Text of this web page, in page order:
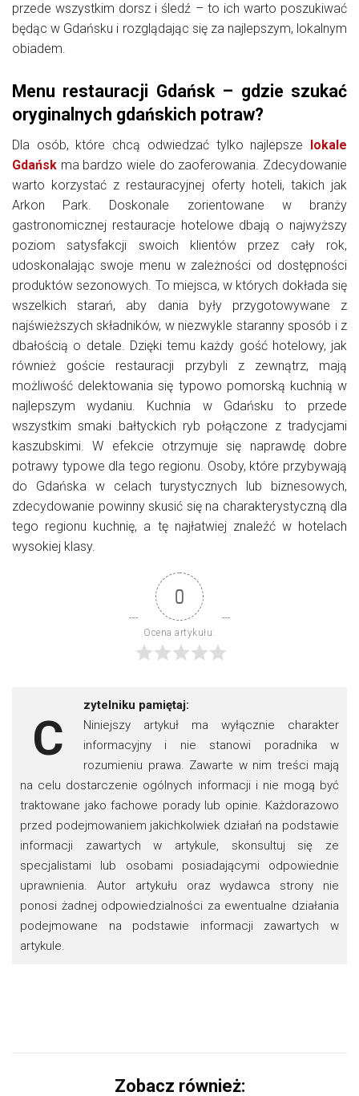
przede wszystkim dorsz i śledź – to ich warto poszukiwać
będąc w Gdańsku i rozglądając się za najlepszym, lokalnym
obiadem.
Menu restauracji Gdańsk – gdzie szukać
oryginalnych gdańskich potraw?
Dla osób, które chcą odwiedzać tylko najlepsze lokale
Gdańsk ma bardzo wiele do zaoferowania. Zdecydowanie
warto korzystać z restauracyjnej oferty hoteli, takich jak
Arkon Park. Doskonale zorientowane w branży
gastronomicznej restauracje hotelowe dbają o najwyższy
poziom satysfakcji swoich klientów przez cały rok,
udoskonalając swoje menu w zależności od dostępności
produktów sezonowych. To miejsca, w których dokłada się
wszelkich starań, aby dania były przygotowywane z
najświeższych składników, w niezwykle staranny sposób i z
dbałością o detale. Dzięki temu każdy gość hotelowy, jak
również goście restauracji przybyli z zewnątrz, mają
możliwość delektowania się typowo pomorską kuchnią w
najlepszym wydaniu. Kuchnia w Gdańsku to przede
wszystkim smaki bałtyckich ryb połączone z tradycjami
kaszubskimi. W efekcie otrzymuje się naprawdę dobre
potrawy typowe dla tego regionu. Osoby, które przybywają
do Gdańska w celach turystycznych lub biznesowych,
zdecydowanie powinny skusić się na charakterystyczną dla
tego regionu kuchnię, a tę najłatwiej znaleźć w hotelach
wysokiej klasy.
0
Ocena artykułu:
C
zytelniku pamiętaj:
Niniejszy artykuł ma wyłącznie charakter
informacyjny i nie stanowi poradnika w
rozumieniu prawa. Zawarte w nim treści mają
na celu dostarczenie ogólnych informacji i nie mogą być
traktowane jako fachowe porady lub opinie. Każdorazowo
przed podejmowaniem jakichkolwiek działań na podstawie
informacji zawartych w artykule, skonsultuj się ze
specjalistami lub osobami posiadającymi odpowiednie
uprawnienia. Autor artykułu oraz wydawca strony nie
ponosi żadnej odpowiedzialności za ewentualne działania
podejmowane na podstawie informacji zawartych w
artykule.
Zobacz również: